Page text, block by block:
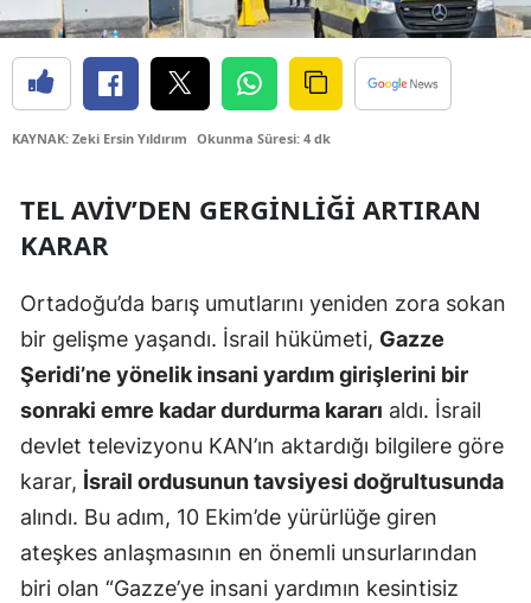
Çorum
Denizli
Erzurum
Eskişehir
Giresun
Gümüşhane
Hakkari
KAYNAK: Zeki Ersin Yıldırım Okunma Süresi: 4 dk
TEL AVIV’DEN GERGINLIĞI ARTIRAN
KARAR
Ortadoğu’da barış umutlarını yeniden zora sokan
bir gelişme yaşandı. İsrail hükümeti, Gazze
Şeridi’ne yönelik insani yardım girişlerini bir
sonraki emre kadar durdurma kararı aldı. İsrail
devlet televizyonu KAN’ın aktardığı bilgilere göre
karar, İsrail ordusunun tavsiyesi doğrultusunda
alındı. Bu adım, 10 Ekim’de yürürlüğe giren
ateşkes anlaşmasının en önemli unsurlarından
biri olan “Gazze’ye insani yardımın kesintisiz